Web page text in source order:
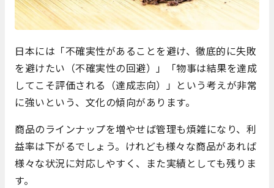
日本には「不確実性があることを避け、徹底的に失敗
を避けたい（不確実性の回避）」「物事は結果を達成
してこそ評価される（達成志向）」という考えが非常
に強いという、文化の傾向があります。
商品のラインナップを増やせば管理も煩雑になり、利
益率は下がるでしょう。けれども様々な商品があれば
様々な状況に対応しやすく、また実績としても残りま
す。